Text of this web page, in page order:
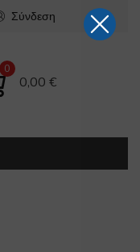
Σύνδεση
0
0,00€